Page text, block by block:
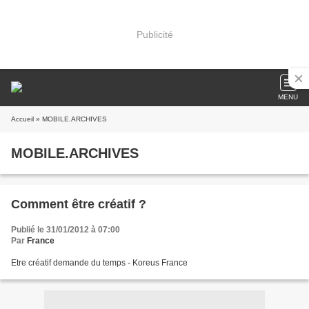
Publicité
MENU
Accueil » MOBILE.ARCHIVES
MOBILE.ARCHIVES
Comment être créatif ?
Publié le 31/01/2012 à 07:00
Par France
Etre créatif demande du temps - Koreus France